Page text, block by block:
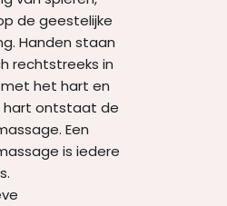
de geestelijke
Handen staan
rechtstreeks in
het hart en
hart ontstaat de
Een
is iedere